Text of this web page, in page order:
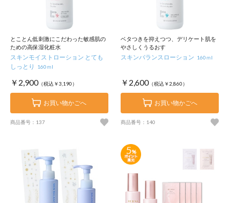
とことん低刺激にこだわった敏感肌の
ための高保湿化粧水
スキンモイストローション とても
しっとり
160ｍl
￥2,900（税込￥3,190）
お買い物かごへ
商品番号：137
ベタつきを抑えつつ、デリケート肌を
やさしくうるおす
スキンバランスローション 160ｍl
￥2,600（税込￥2,860）
お買い物かごへ
商品番号：140